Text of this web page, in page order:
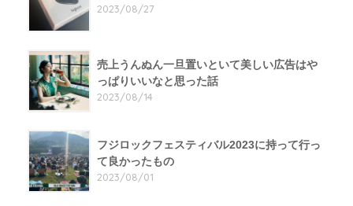
2023/08/27
売上うんぬん一旦置いといて美しい広告はや
っぱりいいなと思った話
2023/08/14
フジロックフェスティバル2023に持って行っ
て良かったもの
2023/08/01